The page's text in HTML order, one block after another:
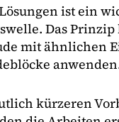
ist ein
Das Prinzip
mit ähnlichen
kürzeren